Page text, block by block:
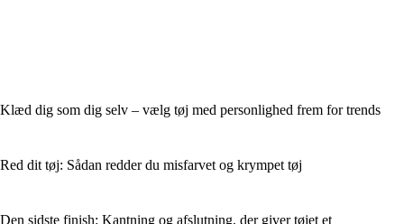
Klæd dig som dig selv – vælg tøj med personlighed frem for trends
Red dit tøj: Sådan redder du misfarvet og krympet tøj
Den sidste finish: Kantning og afslutning, der giver tøjet et